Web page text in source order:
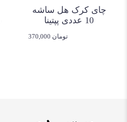
چای کرک هل ساشه
10 عددی پپتینا
370,000 تومان